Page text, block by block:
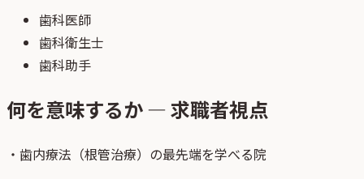
歯科医師
歯科衛生士
歯科助手
何を意味するか — 求職者視点
・ 歯内療法（根管治療）の最先端を学べる院